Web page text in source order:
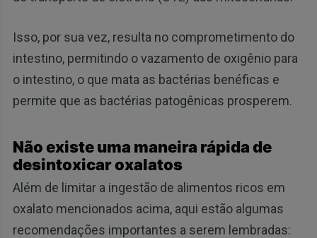
Isso, por sua vez, resulta no comprometimento do
intestino, permitindo o vazamento de oxigênio para
o intestino, o que mata as bactérias benéficas e
permite que as bactérias patogênicas prosperem.
Não existe uma maneira rápida de
desintoxicar oxalatos
Além de limitar a ingestão de alimentos ricos em
oxalato mencionados acima, aqui estão algumas
recomendações importantes a serem lembradas: